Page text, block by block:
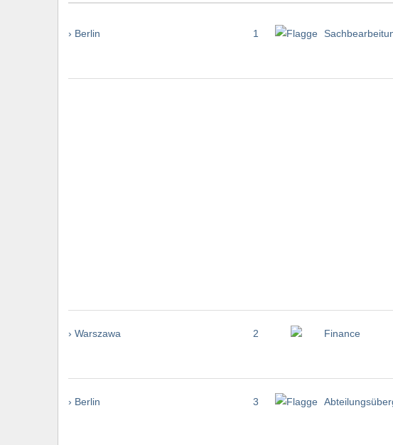
› Berlin 1
› Warszawa 2 Finance
› Berlin 3